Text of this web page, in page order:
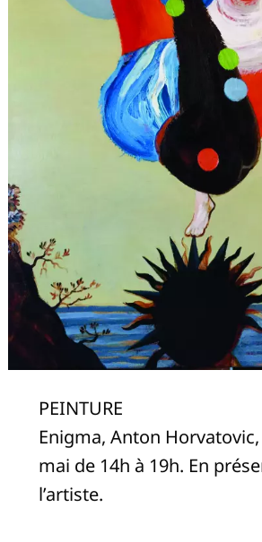
PEINTURE
Enigma, Anton
mai de 14h à 19h. En
l’artiste.